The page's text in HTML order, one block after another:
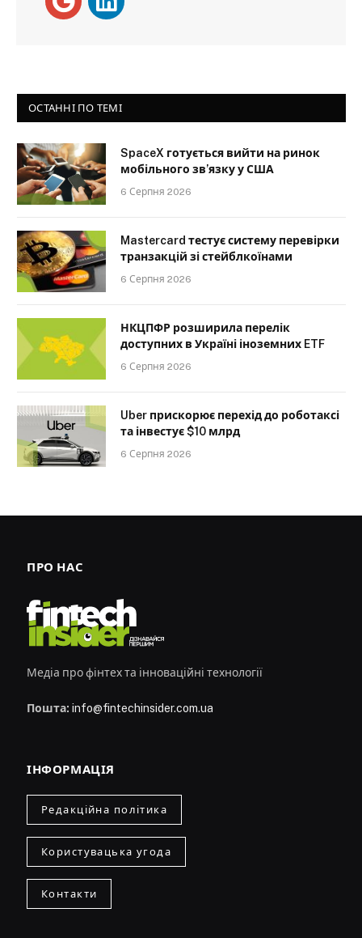
ОСТАННІ ПО ТЕМІ
SpaceX готується вийти на ринок
мобільного зв’язку у США
6 Серпня 2026
Mastercard тестує систему перевірки
транзакцій зі стейблкоїнами
6 Серпня 2026
НКЦПФР розширила перелік
доступних в Україні іноземних ETF
6 Серпня 2026
Uber прискорює перехід до роботаксі
та інвестує $10 млрд
6 Серпня 2026
ПРО НАС
Медіа про фінтех та інноваційні технології
Пошта: info@fintechinsider.com.ua
ІНФОРМАЦІЯ
Редакційна політика
Користувацька угода
Контакти